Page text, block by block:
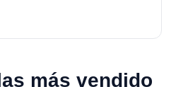
más vendido